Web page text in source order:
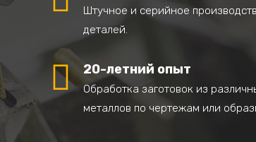
Штучное и серийное
деталей.
 20-летний опыт
Обработка заготовок из
металлов по чертежам или